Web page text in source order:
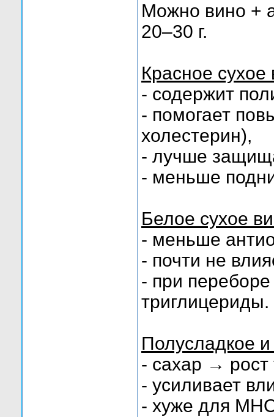
Можно вино +
20–30 г.
Красное
- содержит
- помогает
холестерин),
- лучше
- меньше
Белое сухое
- меньше
- почти не
- при
триглицериды.
Полусладкое
- сахар → рост
- усиливает
- хуже для